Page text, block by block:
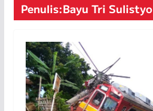
Penulis:Bayu Tri Sulistyo